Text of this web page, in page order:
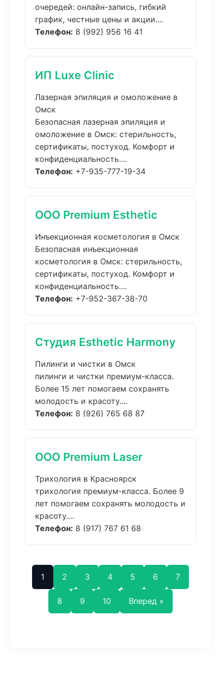
очередей: онлайн-запись, гибкий
график, честные цены и акции....
Телефон: 8 (992) 956 16 41
ИП Luxe Clinic
Лазерная эпиляция и омоложение в
Омск
Безопасная лазерная эпиляция и
омоложение в Омск: стерильность,
сертификаты, постуход. Комфорт и
конфиденциальность....
Телефон: +7-935-777-19-34
ООО Premium Esthetic
Инъекционная косметология в Омск
Безопасная инъекционная
косметология в Омск: стерильность,
сертификаты, постуход. Комфорт и
конфиденциальность....
Телефон: +7-952-367-38-70
Студия Esthetic Harmony
Пилинги и чистки в Омск
пилинги и чистки премиум-класса.
Более 15 лет помогаем сохранять
молодость и красоту....
Телефон: 8 (926) 765 68 87
ООО Premium Laser
Трихология в Красноярск
трихология премиум-класса. Более 9
лет помогаем сохранять молодость и
красоту....
Телефон: 8 (917) 767 61 68
1 2 3 4 5 6 7
8 9 10 Вперед »